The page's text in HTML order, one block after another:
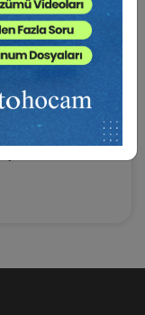
evlilik
bir katkı
yönetimi
Musevilerde
listeye geçirilir,